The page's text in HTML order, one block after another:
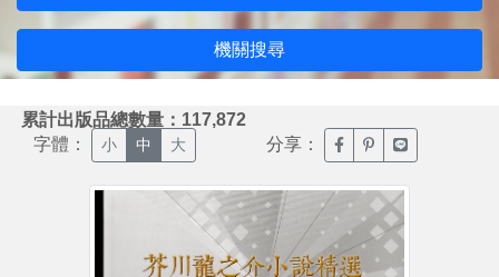
機關搜尋
累計出版品總數量：117,872
字體： 小 中 大 分享： 臉書分享(另開新視窗)
噗浪分享(另開新
Line分享(另